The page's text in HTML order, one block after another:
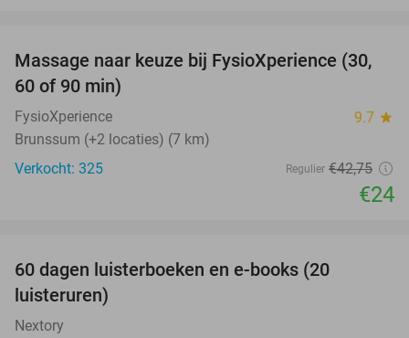
44%
Massage naar keuze bij FysioXperience (30,
60 of 90 min)
FysioXperience 9.7 star
Brunssum (+2 locaties) (7 km)
Verkocht: 325
Regulier €42,75
€24
60 dagen luisterboeken en e-books (20
luisteruren)
Nextory